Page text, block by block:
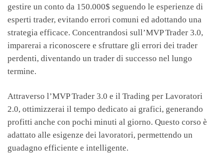
gestire un conto da 150.000$ seguendo le esperienze di
esperti trader, evitando errori comuni ed adottando una
strategia efficace. Concentrandosi sull’MVP Trader 3.0,
imparerai a riconoscere e sfruttare gli errori dei trader
perdenti, diventando un trader di successo nel lungo
termine.
Attraverso l’MVP Trader 3.0 e il Trading per Lavoratori
2.0, ottimizzerai il tempo dedicato ai grafici, generando
profitti anche con pochi minuti al giorno. Questo corso è
adattato alle esigenze dei lavoratori, permettendo un
guadagno efficiente e intelligente.